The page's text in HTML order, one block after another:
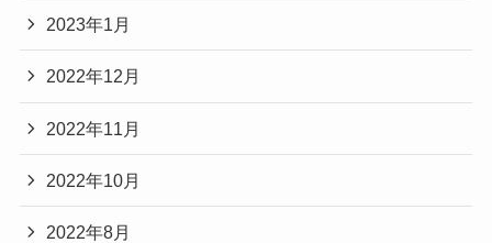
2023年1月
2022年12月
2022年11月
2022年10月
2022年8月